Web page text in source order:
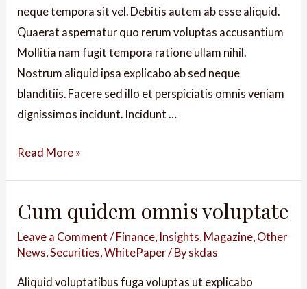
neque tempora sit vel. Debitis autem ab esse aliquid.
Quaerat aspernatur quo rerum voluptas accusantium
Mollitia nam fugit tempora ratione ullam nihil.
Nostrum aliquid ipsa explicabo ab sed neque
blanditiis. Facere sed illo et perspiciatis omnis veniam
dignissimos incidunt. Incidunt …
Read More »
Cum quidem omnis voluptate
Leave a Comment / Finance, Insights, Magazine, Other
News,Securities,WhitePaper/ By skdas
Aliquid voluptatibus fuga voluptas ut explicabo